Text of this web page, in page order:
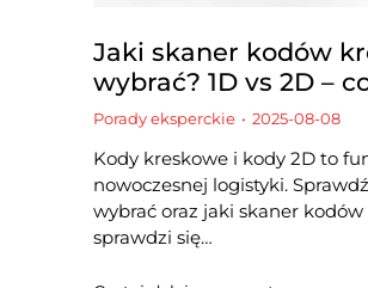
Jaki skaner kodów
wybrać? 1D vs 2D –
Porady eksperckie 2025-08-08
Kody kreskowe i kody 2D to
nowoczesnej logistyki.
wybrać oraz jaki skaner
sprawdzi się…